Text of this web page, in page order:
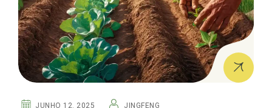
JUNHO 12. 2025 JINGFENG